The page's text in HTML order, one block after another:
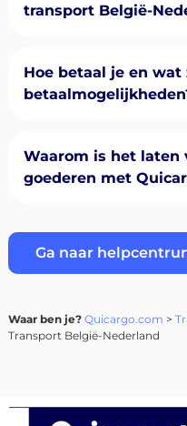
transport België-
Hoe betaal je en wat
Waarom is het laten
goederen met
Ga naar
Waar ben je? Quicargo.com >
Transport België-Nederland